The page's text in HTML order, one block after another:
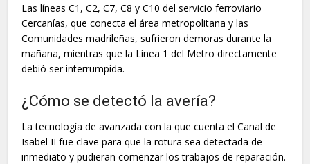
Las líneas C1, C2, C7, C8 y C10 del servicio ferroviario
Cercanías, que conecta el área metropolitana y las
Comunidades madrileñas, sufrieron demoras durante la
mañana, mientras que la Línea 1 del Metro directamente
debió ser interrumpida.
¿Cómo se detectó la avería?
La tecnología de avanzada con la que cuenta el Canal de
Isabel II fue clave para que la rotura sea detectada de
inmediato y pudieran comenzar los trabajos de reparación.